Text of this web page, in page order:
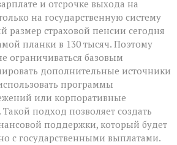
и отсрочке выхода на
на государственную систему
размер страховой пенсии сегодня
планки в 130 тысяч. Поэтому
ограничиваться базовым
дополнительные источники
программы
или корпоративные
подход позволяет создать
поддержки, который будет
с государственными выплатами.